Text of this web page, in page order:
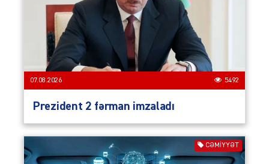
07.08.2026 5492
Prezident 2 fərman imzaladı
CƏMIYYƏT